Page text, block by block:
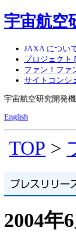
宇宙航空
JAXA につい
プロジェクト
ファン！ファ
サイトコンシ
宇宙航空研究開発
English
TOP >
2004年6